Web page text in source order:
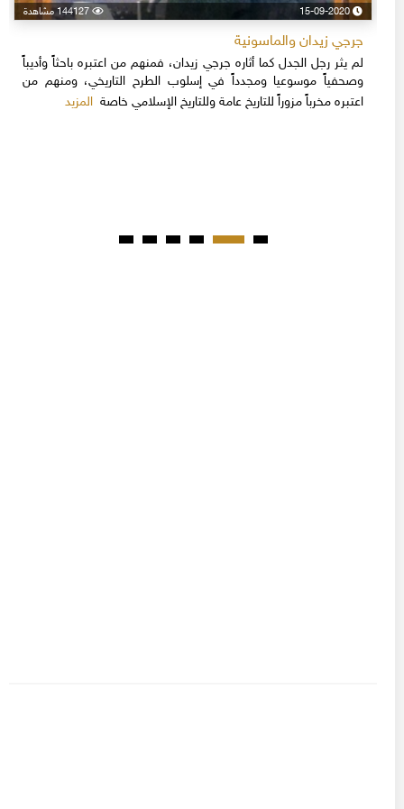
15-09-2020 144127 مشاهدة
جرجي زيدان والماسونية
لم يثر رجل الجدل كما أثاره جرجي زيدان، فمنهم من اعتبره باحثاً وأديباً
وصحفياً موسوعيا ومجدداً في إسلوب الطرح التاريخي، ومنهم من
اعتبره مخرباً مزوراً للتاريخ عامة وللتاريخ الإسلامي خاصةالمزيد